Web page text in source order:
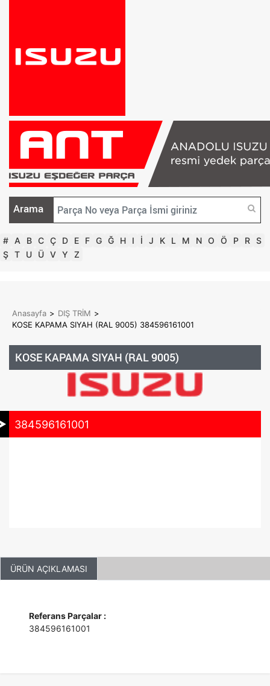
Arama
# A B C Ç D E F G Ğ H I İ J K L M N O Ö P R S
Ş T U Ü V Y Z
Anasayfa > DIŞ TRİM >
KOSE KAPAMA SIYAH (RAL 9005) 384596161001
KOSE KAPAMA SIYAH (RAL 9005)
384596161001
ÜRÜN AÇIKLAMASI
Referans Parçalar :
384596161001